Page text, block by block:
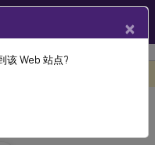
XenDesktop 7.15 LTSR
×
该 Web 站点?